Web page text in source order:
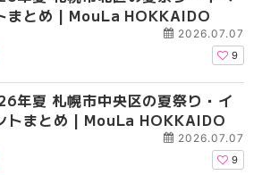
まとめ | MouLa HOKKAIDO
2026.07.07
9
年夏 札幌市中央区の夏祭り・イ
トまとめ | MouLa HOKKAIDO
2026.07.07
9
ベントまとめ |
2026年夏 札幌市南区
ントまとめ | MouLa
め専門店6選！本場の
新店まで徹底比較 |
2026年夏 札幌市豊平
ベントまとめ |